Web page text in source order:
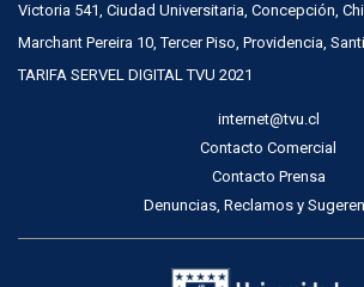
Victoria 541, Ciudad Universitaria, Concepción,
Marchant Pereira 10, Tercer Piso, Providencia,
TARIFA SERVEL DIGITAL TVU 2021
internet@tvu.cl
Contacto Comercial
Contacto Prensa
Denuncias, Reclamos y